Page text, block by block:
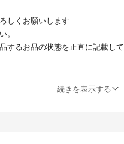
しくお願いします
するお品の状態を正直に記載して
包させていただいております。一
続きを表示する